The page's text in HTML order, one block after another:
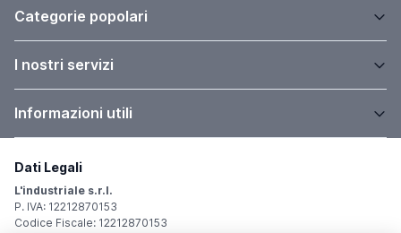
Categorie popolari
I nostri servizi
Informazioni utili
Dati Legali
L'industriale s.r.l.
P. IVA: 12212870153
Codice Fiscale: 12212870153